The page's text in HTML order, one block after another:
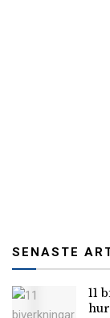
SENASTE
11